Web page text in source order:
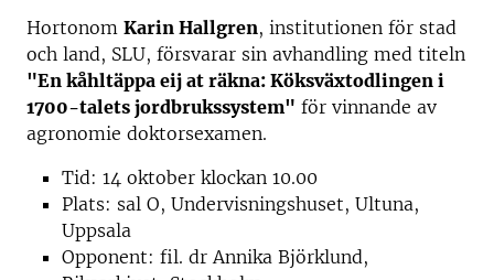
Hortonom Karin Hallgren, institutionen för stad
och land, SLU, försvarar sin avhandling med titeln
"En kåhltäppa eij at räkna: Köksväxtodlingen i
1700-talets jordbrukssystem" för vinnande av
agronomie doktorsexamen.
Tid: 14 oktober klockan 10.00
Plats: sal O, Undervisningshuset, Ultuna,
Uppsala
Opponent: fil. dr Annika Björklund,